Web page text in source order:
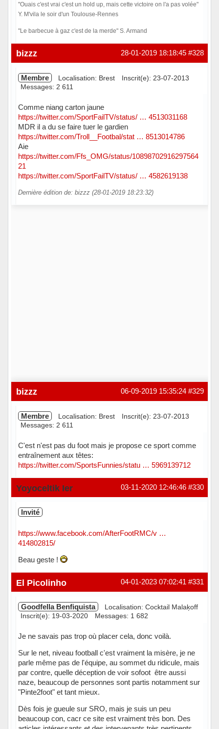
"Ouais c'est vrai c'est un hold up, mais cette victoire on l'a pas volée"
Y. M'vila le soir d'un Toulouse-Rennes
"Le barbecue à gaz c'est de la merde" S. Armand
Hors ligne #328
28-01-2019 18:18:45
bizzz
Membre Localisation: Brest
Inscrit(e): 23-07-2013
Messages: 2 611
Comme niang carton jaune
https://twitter.com/SportFailTV/status/ … 4513031168
MDR il a du se faire tuer le gardien
https://twitter.com/Troll__Footbal/stat … 8513014786
Aie
https://twitter.com/Ffs_OMG/status/10898702916297564
21
https://twitter.com/SportFailTV/status/ … 4582619138
Dernière édition de: bizzz (28-01-2019 18:23:32)
#329
06-09-2019 15:35:24
bizzz
Membre Localisation: Brest
Inscrit(e): 23-07-2013
Messages: 2 611
C'est n'est pas du foot mais je propose ce sport comme
entraînement aux têtes:
https://twitter.com/SportsFunnies/statu … 5969139712
Hors ligne #330
03-11-2020 12:46:46
Yoyoceltik Ier
Invité
https://www.facebook.com/AfterFootRMC/v …
414802815/
Beau geste !
#331
04-01-2023 07:02:41
El Picolinho
Goodfella Benfiquista
Localisation: Cocktail Malaķoff
Inscrit(e): 19-03-2020
Messages: 1 682
Je ne savais pas trop où placer cela, donc voilà.
Sur le net, niveau football c'est vraiment la misère, je ne
parle même pas de l'équipe, au sommet du ridicule, mais
par contre, quelle déception de voir sofoot être aussi
naze, beaucoup de personnes sont partis notamment sur
"Pinte2foot" et tant mieux.
Dès fois je gueule sur SRO, mais je suis un peu
beaucoup con, cacr ce site est vraiment très bon. Des